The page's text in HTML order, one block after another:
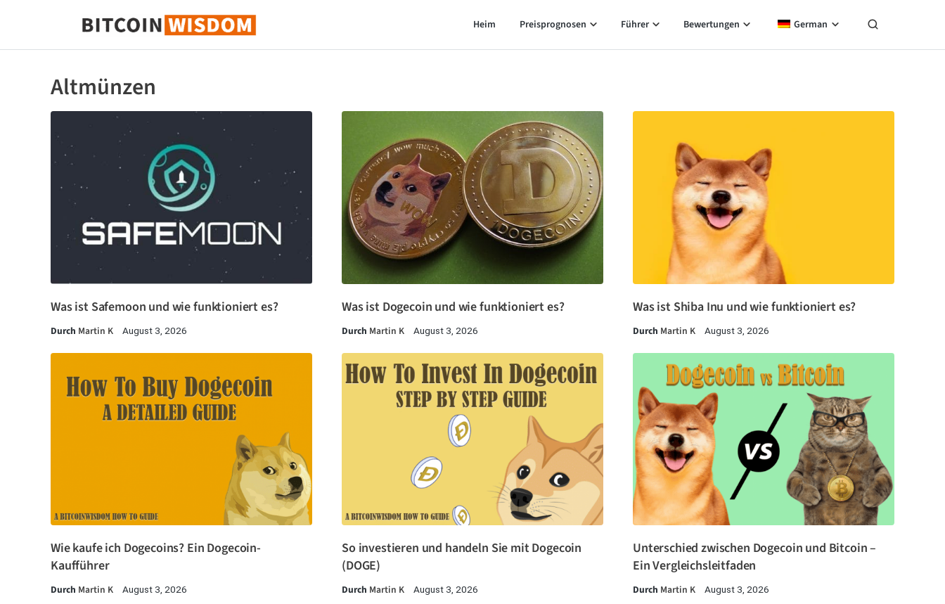
Bitcoin-Weisheit
Heim Preisprognosen Führer Bewertungen German
Altmünzen
Was ist Safemoon und wie funktioniert es?
Durch Martin K August 3, 2026
Was ist Dogecoin und wie funktioniert es?
Durch Martin K August 3, 2026
Was ist Shiba Inu und wie funktioniert es?
Durch Martin K August 3, 2026
Wie kaufe ich Dogecoins? Ein Dogecoin-
Kaufführer
Durch Martin K August 3, 2026
So investieren und handeln Sie mit Dogecoin
(DOGE)
Durch Martin K August 3, 2026
Unterschied zwischen Dogecoin und Bitcoin –
Ein Vergleichsleitfaden
Durch Martin K August 3, 2026